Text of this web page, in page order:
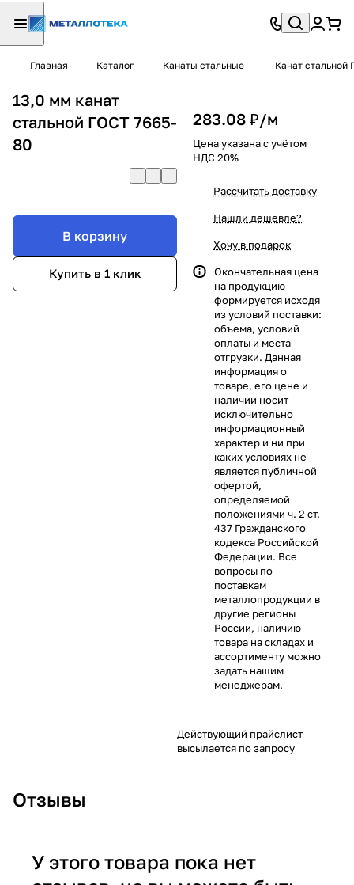
Главная Каталог Канаты стальные Канат стальной
13,0 мм канат
стальной ГОСТ 7665-
80
В корзину
Купить в 1 клик
283.08 ₽/м
Цена указана с учётом
НДС 20%
Рассчитать доставку
Нашли дешевле?
Хочу в подарок
Окончательная цена
на продукцию
формируется исходя
из условий поставки:
объема, условий
оплаты и места
отгрузки. Данная
информация о
товаре, его цене и
наличии носит
исключительно
информационный
характер и ни при
каких условиях не
является публичной
офертой,
определяемой
положениями ч. 2 ст.
437 Гражданского
кодекса Российской
Федерации. Все
вопросы по
поставкам
металлопродукции в
другие регионы
России, наличию
товара на складах и
ассортименту можно
задать нашим
менеджерам.
Действующий прайслист
высылается по запросу
Отзывы
У этого товара пока нет